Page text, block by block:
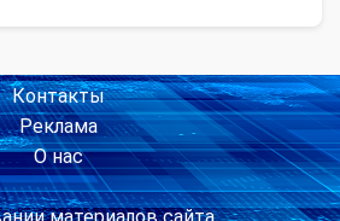
Контакты
Реклама
О нас